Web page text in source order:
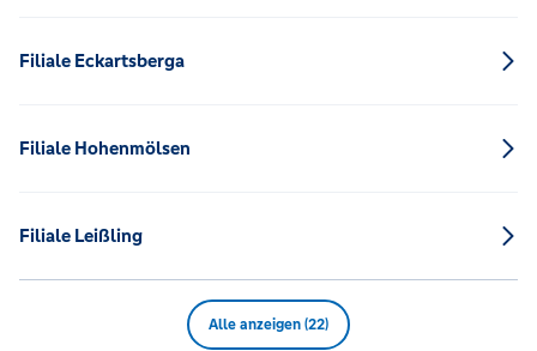
Filiale Eckartsberga
Filiale Hohenmölsen
Filiale Leißling
Alle anzeigen (22)